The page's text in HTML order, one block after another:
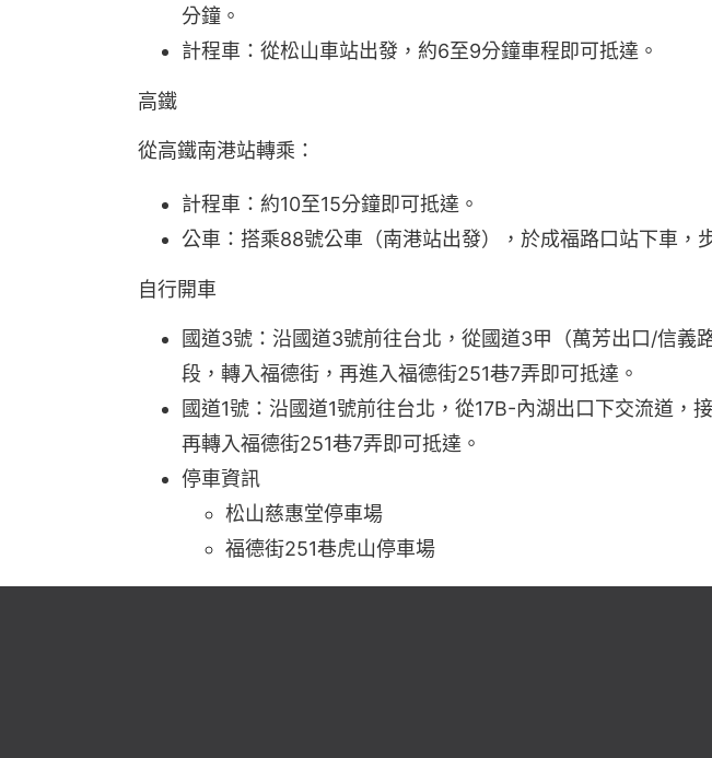
分鐘。
計程車：從松山車站出發，約6至9分鐘車程即可抵達。
高鐵
從高鐵南港站轉乘：
計程車：約10至15分鐘即可抵達。
公車：搭乘88號公車（南港站出發），於成福路口站下車，
自行開車
國道3號：沿國道3號前往台北，從國道3甲（萬芳出口/信
段，轉入福德街，再進入福德街251巷7弄即可抵達。
國道1號：沿國道1號前往台北，從17B-內湖出口下交流道，
再轉入福德街251巷7弄即可抵達。
停車資訊
松山慈惠堂停車場
福德街251巷虎山停車場